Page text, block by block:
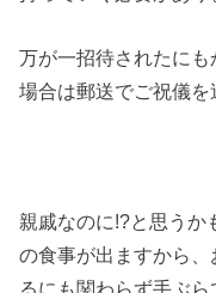
万が一招待されたに
場合は郵送でご祝儀を
親戚なのに!?と思うか
の食事が出ますから
るにも関わらず手ぶ